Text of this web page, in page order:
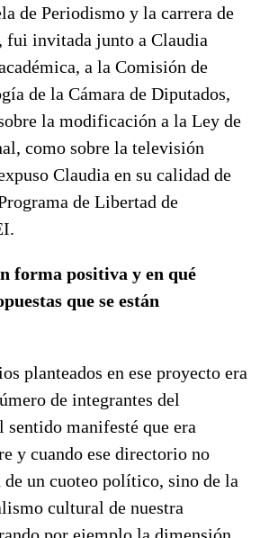
de Periodismo y la carrera de
fui invitada junto a Claudia
a la Comisión de
de la Cámara de Diputados,
la modificación a la Ley de
como sobre la televisión
Claudia en su calidad de
de Libertad de
forma positiva y en qué
que se están
planteados en ese proyecto era
de integrantes del
manifesté que era
y cuando ese directorio no
un cuoteo político, sino de la
cultural de nuestra